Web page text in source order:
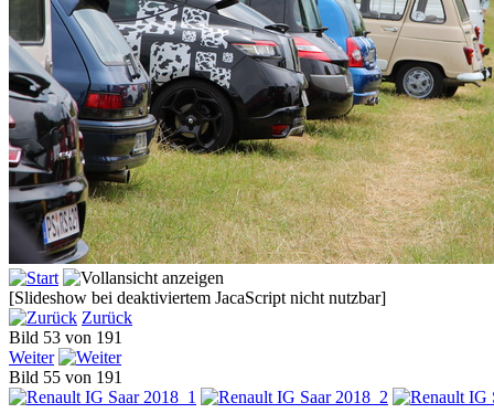
[Slideshow bei deaktiviertem JacaScript nicht nutzbar]
Zurück
Bild 53 von 191
Weiter
Bild 55 von 191